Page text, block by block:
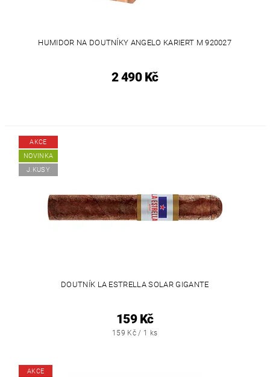
HUMIDOR NA DOUTNÍKY ANGELO KARIERT M 920027
2 490 Kč
AKCE
NOVINKA
J.KUSY
DOUTNÍK LA ESTRELLA SOLAR GIGANTE
159 Kč
159 Kč / 1 ks
AKCE